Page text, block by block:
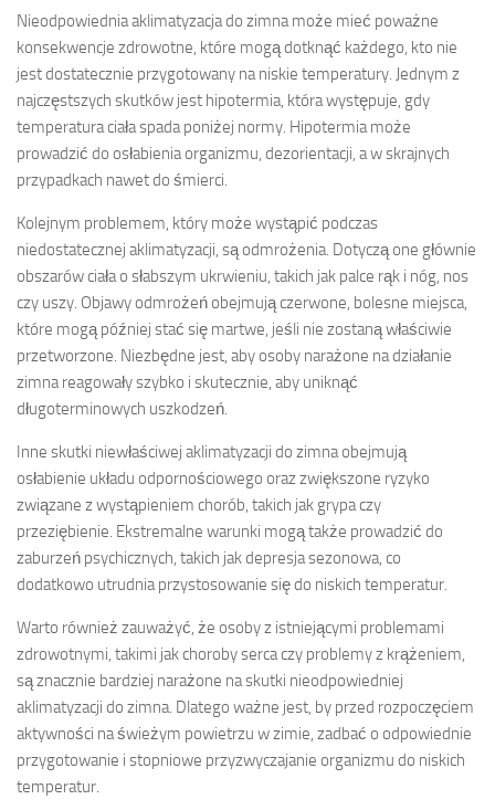
Nieodpowiednia aklimatyzacja do zimna może mieć poważne
konsekwencje zdrowotne, które mogą dotknąć każdego, kto nie
jest dostatecznie przygotowany na niskie temperatury. Jednym z
najczęstszych skutków jest hipotermia, która występuje, gdy
temperatura ciała spada poniżej normy. Hipotermia może
prowadzić do osłabienia organizmu, dezorientacji, a w skrajnych
przypadkach nawet do śmierci.
Kolejnym problemem, który może wystąpić podczas
niedostatecznej aklimatyzacji, są odmrożenia. Dotyczą one głównie
obszarów ciała o słabszym ukrwieniu, takich jak palce rąk i nóg, nos
czy uszy. Objawy odmrożeń obejmują czerwone, bolesne miejsca,
które mogą później stać się martwe, jeśli nie zostaną właściwie
przetworzone. Niezbędne jest, aby osoby narażone na działanie
zimna reagowały szybko i skutecznie, aby uniknąć
długoterminowych uszkodzeń.
Inne skutki niewłaściwej aklimatyzacji do zimna obejmują
osłabienie układu odpornościowego oraz zwiększone ryzyko
związane z wystąpieniem chorób, takich jak grypa czy
przeziębienie. Ekstremalne warunki mogą także prowadzić do
zaburzeń psychicznych, takich jak depresja sezonowa, co
dodatkowo utrudnia przystosowanie się do niskich temperatur.
Warto również zauważyć, że osoby z istniejącymi problemami
zdrowotnymi, takimi jak choroby serca czy problemy z krążeniem,
są znacznie bardziej narażone na skutki nieodpowiedniej
aklimatyzacji do zimna. Dlatego ważne jest, by przed rozpoczęciem
aktywności na świeżym powietrzu w zimie, zadbać o odpowiednie
przygotowanie i stopniowe przyzwyczajanie organizmu do niskich
temperatur.